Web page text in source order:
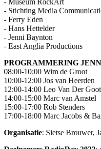
- Stichting Media
- Ferry Eden
- Hans Hettelder
- Jenni Baynton
- East Anglia Productions
PROGRAMMERING
08:00-10:00 Wim de Groot
10:00-12:00 Jos van Heerden
12:00-14:00 Leo Van Der Goot
14:00-15:00 Marc van Amstel
15:00-17:00 Rob Stenders
17:00-18:00 Marc Jacobs &
Organisatie: Sietse Brouwer,